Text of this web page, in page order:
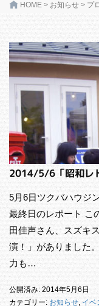
HOME > お知らせ > プ
2014/5/6「昭和レ
5月6日ツクバハウジ
最終日のレポート こ
田佳声さん、スズキ
演！」がありました
力も…
公開済み: 2014年5月6日
カテゴリー: お知らせ, イベ